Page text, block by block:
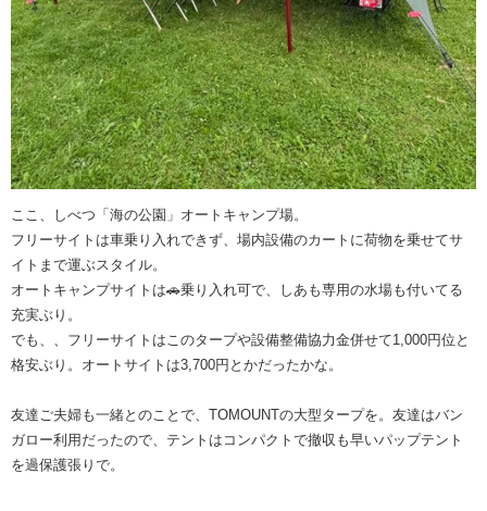
ここ、しべつ「海の公園」オートキャンプ場。
フリーサイトは車乗り入れできず、場内設備のカートに荷物を乗せてサ
イトまで運ぶスタイル。
オートキャンプサイトは🚗乗り入れ可で、しあも専用の水場も付いてる
充実ぶり。
でも、、フリーサイトはこのタープや設備整備協力金併せて1,000円位と
格安ぶり。オートサイトは3,700円とかだったかな。
友達ご夫婦も一緒とのことで、TOMOUNTの大型タープを。友達はバン
ガロー利用だったので、テントはコンパクトで撤収も早いパップテント
を過保護張りで。